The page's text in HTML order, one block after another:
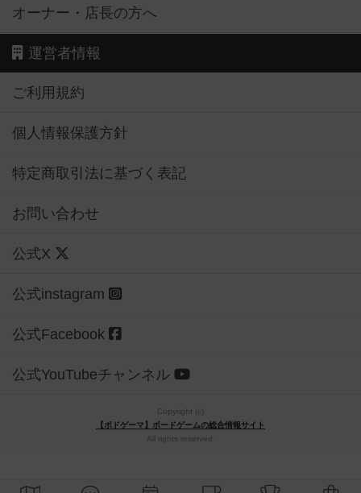
オーナー・店長の方へ
運営者情報
ご利用規約
個人情報保護方針
特定商取引法に基づく表記
お問い合わせ
公式X
公式instagram
公式Facebook
公式YouTubeチャンネル
Copyright (c)
【ボドゲーマ】ボードゲームの総合情報サイト
All rights reserved.